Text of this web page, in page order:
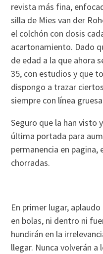
revista más fina,
silla de Mies van der
el colchón con dosis
acartonamiento. Dado
de edad a la que ahora
35, con estudios y que
dispongo a trazar
siempre con línea
Seguro que la han visto
última portada para
permanencia en pagina,
chorradas.
En primer lugar,
en bolas, ni dentro ni
hundirán en la
llegar. Nunca volverán a